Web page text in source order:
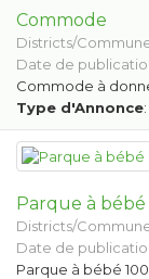
Commode
Districts/
Date de
Commode à
Type d'Annonce
Parque à bébé
Districts/
Date de
Parque à bébé